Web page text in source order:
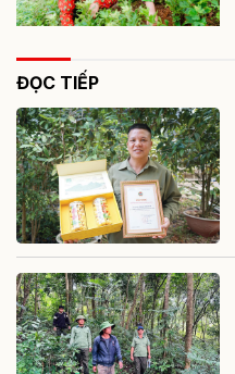
ĐỌC TIẾP